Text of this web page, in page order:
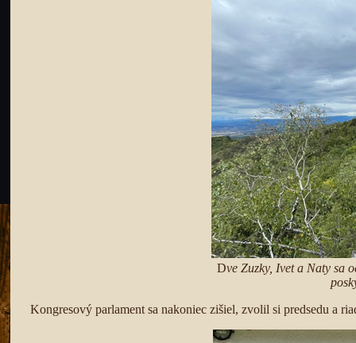
Dve Zuzky, Ivet a Naty sa
Kongresový parlament sa nakoniec zišiel, zvolil si predsedu a